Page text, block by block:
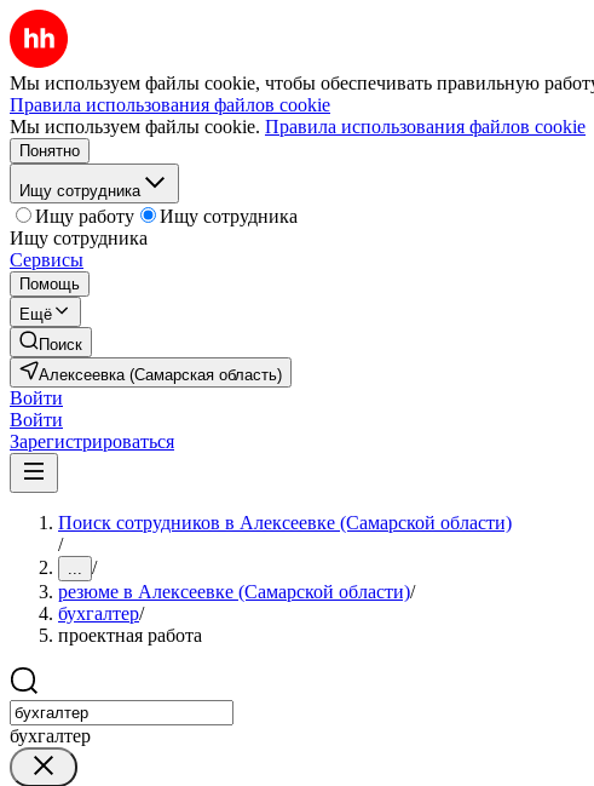
Мы используем файлы cookie, чтобы обеспечивать правильную
Правила использования файлов cookie
Мы используем файлы cookie. Правила использования файлов cookie
Понятно
Ищу сотрудника
Ищу работу
Ищу сотрудника
Ищу сотрудника
Сервисы
Помощь
Ещё
Поиск
Алексеевка (Самарская область)
Войти
Войти
Зарегистрироваться
Поиск сотрудников в Алексеевке (Самарской области)
/
... /
резюме в Алексеевке (Самарской области)/
бухгалтер/
проектная работа
бухгалтер